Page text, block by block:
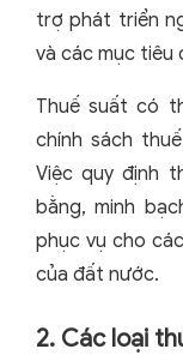
trợ phát triển
và các mục tiêu
Thuế suất có
chính sách
Việc quy định
bằng, minh
phục vụ cho
của đất nước.
2. Các loại